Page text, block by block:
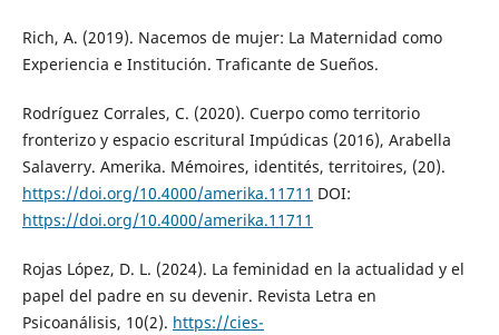
Rich, A. (2019). Nacemos de mujer: La Maternidad como
Experiencia e Institución. Traficante de Sueños.
Rodríguez Corrales, C. (2020). Cuerpo como territorio
fronterizo y espacio escritural Impúdicas (2016), Arabella
Salaverry. Amerika. Mémoires, identités, territoires, (20).
https://doi.org/10.4000/amerika.11711 DOI:
https://doi.org/10.4000/amerika.11711
Rojas López, D. L. (2024). La feminidad en la actualidad y el
papel del padre en su devenir. Revista Letra en
Psicoanálisis, 10(2). https://cies-